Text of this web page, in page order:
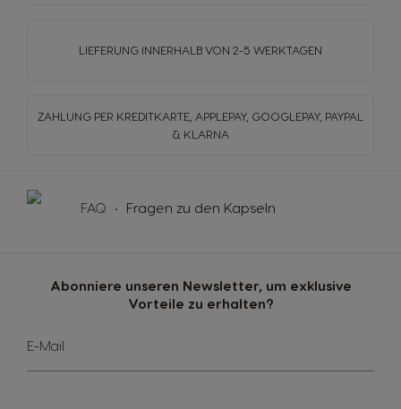
LIEFERUNG INNERHALB VON 2-5 WERKTAGEN
ZAHLUNG PER KREDITKARTE, APPLEPAY, GOOGLEPAY, PAYPAL
& KLARNA
FAQ Fragen zu den Kapseln
Abonniere unseren Newsletter, um exklusive
Vorteile zu erhalten?
Melde
dich
für
E-Mail